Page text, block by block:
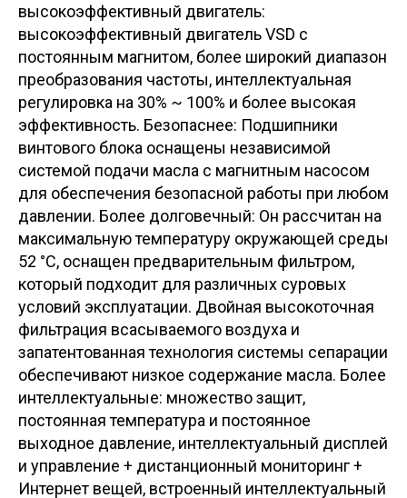
высокоэффективный двигатель:
высокоэффективный двигатель VSD с
постоянным магнитом, более широкий диапазон
преобразования частоты, интеллектуальная
регулировка на 30% ~ 100% и более высокая
эффективность. Безопаснее: Подшипники
винтового блока оснащены независимой
системой подачи масла с магнитным насосом
для обеспечения безопасной работы при любом
давлении. Более долговечный: Он рассчитан на
максимальную температуру окружающей среды
52 °C, оснащен предварительным фильтром,
который подходит для различных суровых
условий эксплуатации. Двойная высокоточная
фильтрация всасываемого воздуха и
запатентованная технология системы сепарации
обеспечивают низкое содержание масла. Более
интеллектуальные: множество защит,
постоянная температура и постоянное
выходное давление, интеллектуальный дисплей
и управление + дистанционный мониторинг +
Интернет вещей, встроенный интеллектуальный